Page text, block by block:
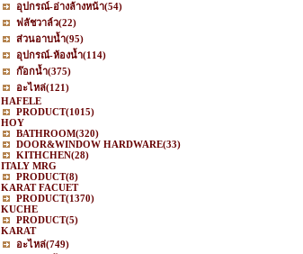
อุปกรณ์-อ่างล้างหน้า(54)
ฟลัชวาล์ว(22)
ส่วนอาบน้ำ(95)
อุปกรณ์-ห้องน้ำ(114)
ก๊อกน้ำ(375)
อะไหล่(121)
HAFELE
PRODUCT(1015)
HOY
BATHROOM(320)
DOOR&WINDOW HARDWARE(33)
KITHCHEN(28)
ITALY MRG
PRODUCT(8)
KARAT FACUET
PRODUCT(1370)
KUCHE
PRODUCT(5)
KARAT
อะไหล่(749)